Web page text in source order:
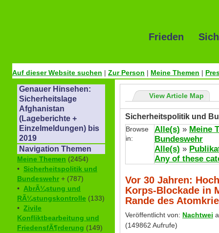
Frieden
Auf dieser Website suchen | Zur Person | Meine Themen |
Genauer Hinsehen:
Sicherheitslage
Afghanistan
(Lageberichte +
Einzelmeldungen) bis
2019
Navigation Themen
Meine Themen (2454)
• Sicherheitspolitik und
Bundeswehr + (787)
• AbrÃ¼stung und
RÃ¼stungskontrolle (133)
• Zivile
Konfliktbearbeitung und
FriedensfÃ¶rderung (149)
View Article Map
Sicherheitspolitik und
Browse
in:
Alle(s) » Meine
Bundeswehr
Alle(s) »
Any of these
Vor 30 Jahren:
Korps-Blockade in
Rande des
Veröffentlicht von: Nachtwei
(149862 Aufrufe)